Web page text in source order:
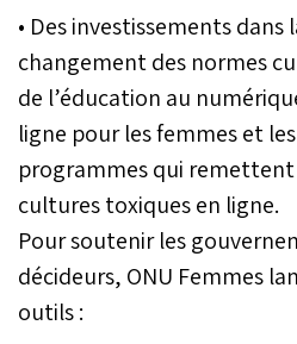
• Des investissements
changement des normes
de l’éducation au
ligne pour les femmes et
programmes qui
cultures toxiques en ligne.
Pour soutenir les
décideurs, ONU Femmes
outils :